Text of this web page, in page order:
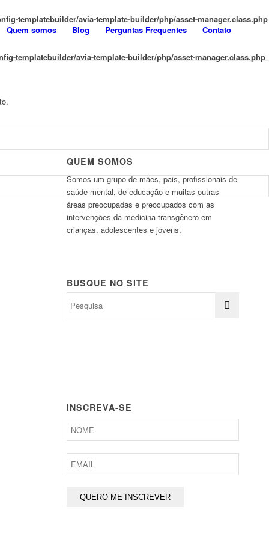
templatebuilder/avia-template-builder/php/asset-manager.class.php
templatebuilder/avia-template-builder/php/asset-manager.class.php
Quem somos Blog Perguntas Frequentes Contato
QUEM SOMOS
Somos um grupo de mães, pais, profissionais de
saúde mental, de educação e muitas outras
áreas preocupadas e preocupados com as
intervenções da medicina transgênero em
crianças, adolescentes e jovens.
BUSQUE NO SITE
INSCREVA-SE